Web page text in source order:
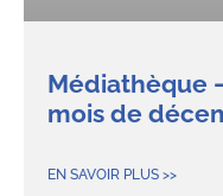
Médiathèque
mois de
EN SAVOIR PLUS >>